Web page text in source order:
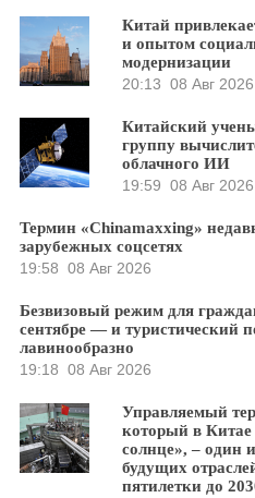
Китай
и опытом
модернизации
20:13 08 Авг 2026
Китайский
группу
облачного ИИ
19:59 08 Авг 2026
Термин «Chinamaxxing»
зарубежных соцсетях
19:58 08 Авг 2026
Безвизовый режим для
сентябре — и туристический
лавинообразно
19:18 08 Авг 2026
Управляемый
который в Китае
солнце», – один
будущих
пятилетки до